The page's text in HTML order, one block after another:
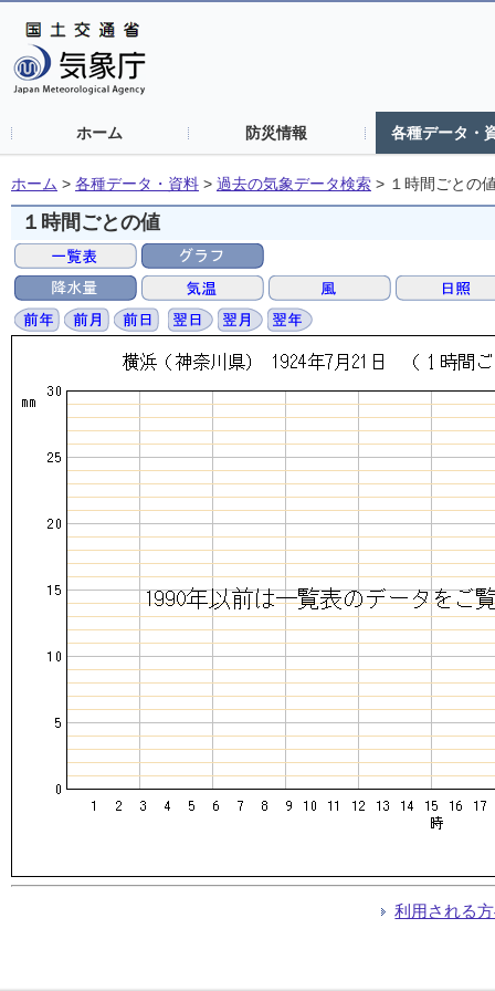
ホーム 防災情報 各種データ・
ホーム > 各種データ・資料 > 過去の気象データ検索 > １時間ごとの
１時間ごとの値
利用される